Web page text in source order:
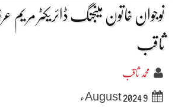
نوجوان خاتون مینجنگ ڈائریکٹر مریم
ثاقب
محمد ثاقب
9 August 2024ء